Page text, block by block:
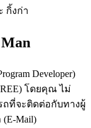
กิ้งก่า
Developer)
โดยคุณ ไม่
ถที่จะติดต่อกับทางผู้
Mail)